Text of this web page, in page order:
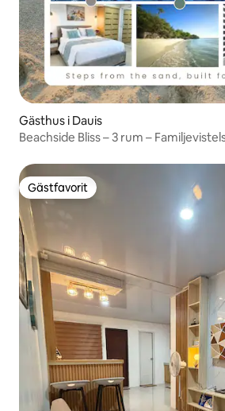
Gästhus i Dauis
Beachside Bliss – 3 rum –
Gästfavorit
Gästfavorit